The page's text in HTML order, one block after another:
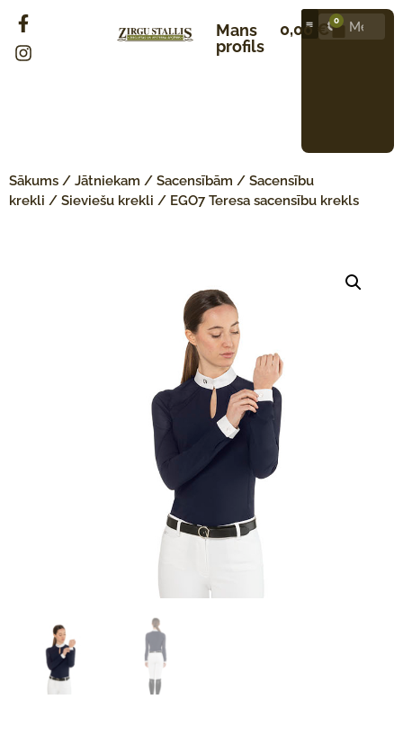
Mans
profils
0,00 € 0
Sākums / Jātniekam / Sacensībām / Sacensību
krekli / Sieviešu krekli / EGO7 Teresa sacensību krekls